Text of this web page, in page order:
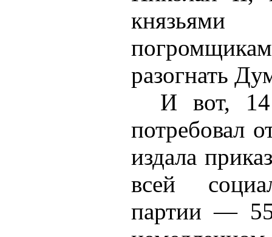
разогнать
И вот,
потребовал
издала
всей
партии —